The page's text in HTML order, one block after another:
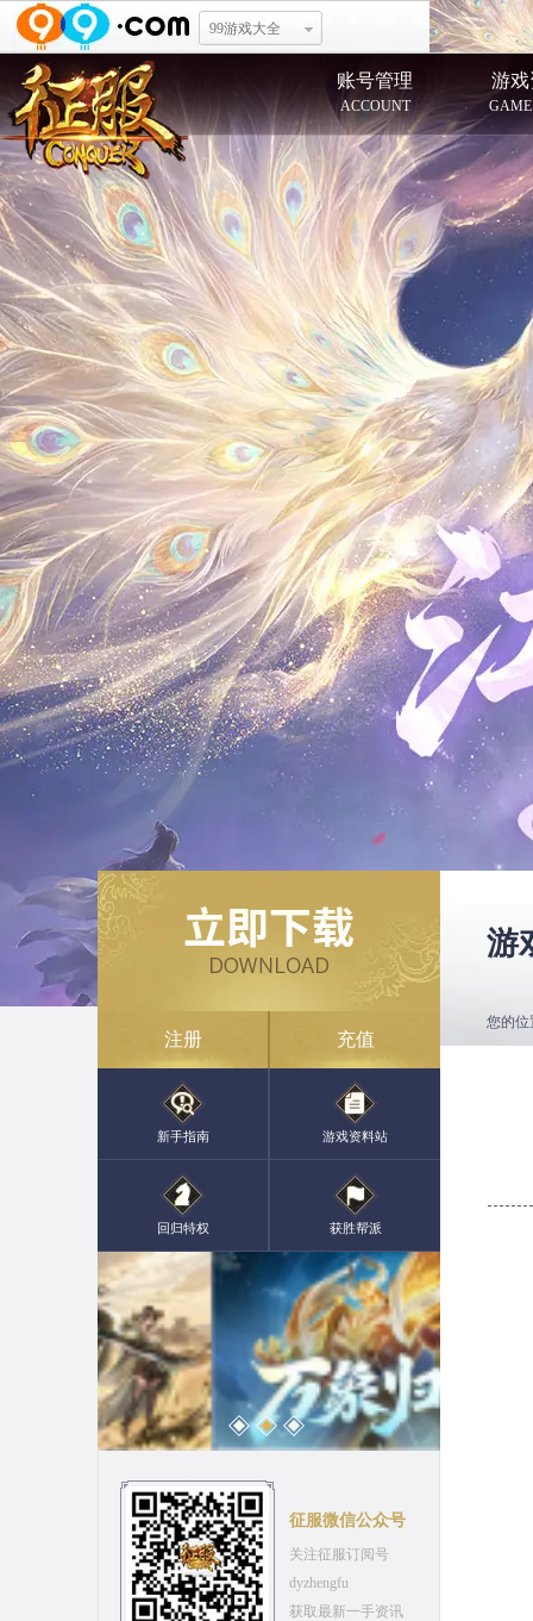
99游戏大全
账号管理
ACCOUNT
游
注册 充值
新手指南 游戏资料站
回归特权 获胜帮派
征服微信公众号
关注征服订阅号
dyzhengfu
获取最新一手资讯
游
您的位